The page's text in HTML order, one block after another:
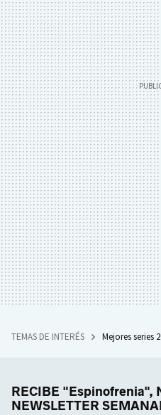
TEMAS DE INTERÉS Mejores series
RECIBE "Espinofrenia",
NEWSLETTER